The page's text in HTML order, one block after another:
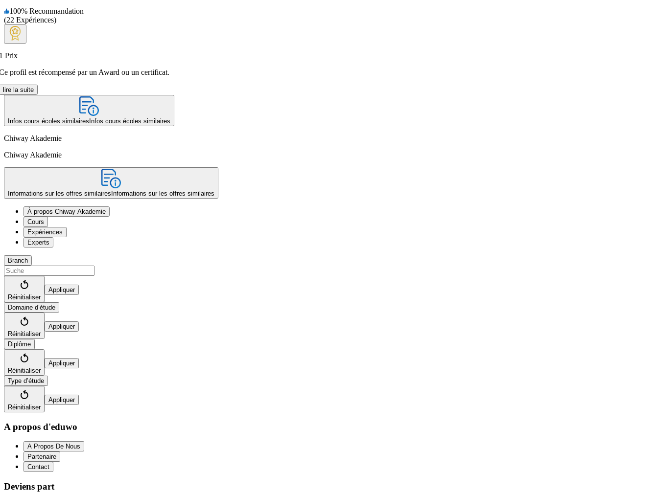
100% Recommandation
(22 Expériences)
Prix
profil est récompensé par un Award ou un certificat.
lire la suite
Infos cours écoles similaires Infos cours écoles similaires
Chiway Akademie
Chiway Akademie
Informations sur les offres similaires Informations sur les offres similaires
À propos Chiway Akademie
Cours
Expériences
Experts
Branch
Réinitialiser
Appliquer
Domaine d’étude
Réinitialiser
Appliquer
Diplôme
Réinitialiser
Appliquer
Type d’étude
Réinitialiser
Appliquer
A propos d'eduwo
A Propos De Nous
Partenaire
Contact
Deviens part